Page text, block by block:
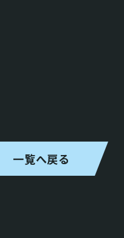
一覧へ戻る